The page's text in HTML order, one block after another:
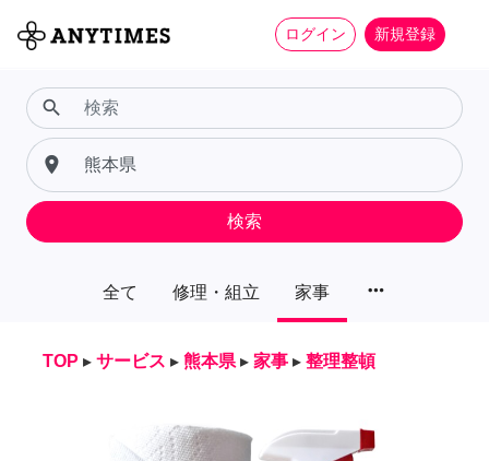
ログイン 新規登録
全て 修理・組立 家事 more_horiz
search
place
検索
TOP ▸ サービス ▸ 熊本県 ▸ 家事 ▸ 整理整頓